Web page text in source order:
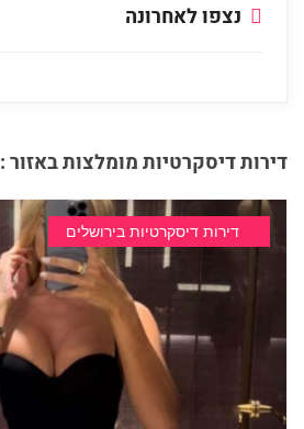
נצפו לאחרונה
דירות דיסקרטיות מומלצות באזור :
דירות דיסקרטיות בירושלים